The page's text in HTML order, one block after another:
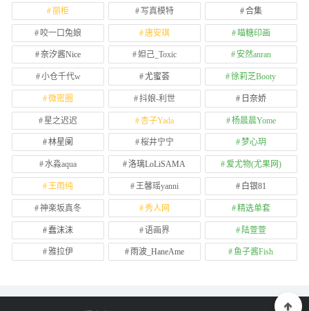
丽柜 写真模特 合集
咬一口兔娘 唐安琪 喵糖印画
奈汐酱Nice 妲己_Toxic 安然anran
小仓千代w 尤蜜荟 徐莉芝Booty
微密圈 抖娘-利世 日奈娇
星之迟迟 杏子Yada 杨晨晨Yome
林星阑 桜井宁宁 梦心玥
水淼aqua 洛璃LoLiSAMA 爱尤物(尤果网)
王雨纯 王馨瑶yanni 白银81
神楽坂真冬 秀人网 精选单套
蠢沫沫 语画界 陆萱萱
雅拉伊 雨波_HaneAme 鱼子酱Fish